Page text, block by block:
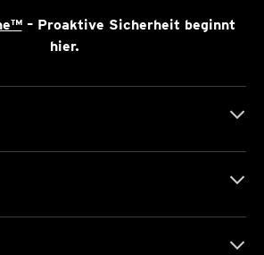
– Proaktive Sicherheit beginnt
hier.